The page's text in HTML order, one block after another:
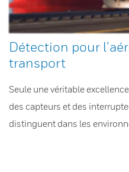
Détection pour
transport
Seule une véritable
des capteurs et des
distinguent dans les